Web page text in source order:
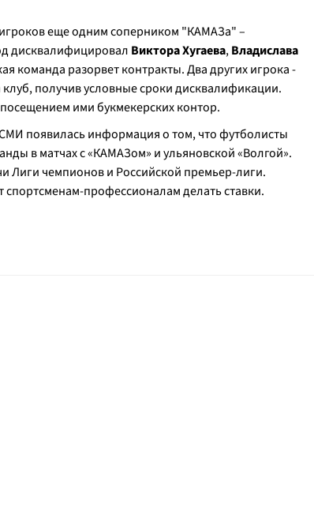
еще одним соперником "КАМАЗа" –
дисквалифицировал Виктора Хугаева,Владислава
команда разорвет контракты. Два других игрока -
клуб, получив условные сроки дисквалификации.
ими букмекерских контор.
появилась информация о том, что футболисты
в матчах с «КАМАЗом» и ульяновской «Волгой».
Лиги чемпионов и Российской премьер-лиги.
профессионалам делать ставки.